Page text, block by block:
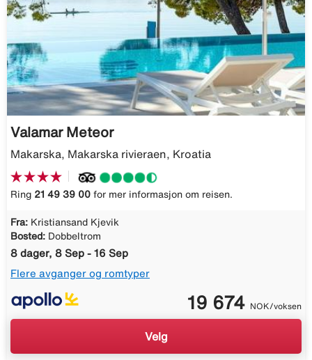
Valamar Meteor
Makarska, Makarska rivieraen, Kroatia
Ring 21 49 39 00 for mer informasjon om reisen.
Fra: Kristiansand Kjevik
Bosted: Dobbeltrom
8 dager, 8 Sep - 16 Sep
Flere avganger og romtyper
19 674 NOK/voksen
Velg